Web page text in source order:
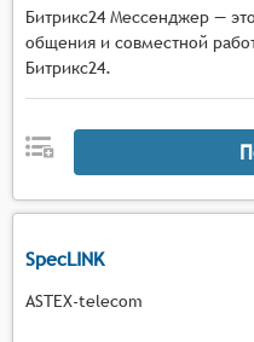
Битрикс24 Мессенджер —
общения и совместной
Битрикс24.
SpecLINK
ASTEX-telecom